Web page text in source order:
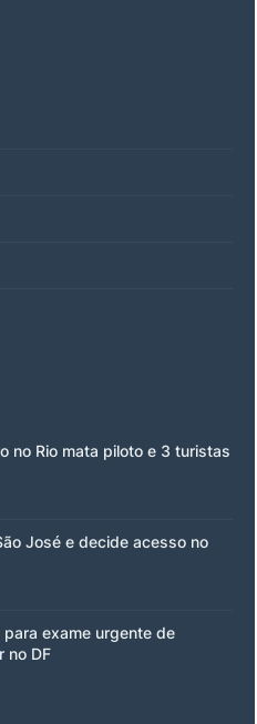
no Rio mata piloto e 3 turistas
José e decide acesso no
para exame urgente de
no DF